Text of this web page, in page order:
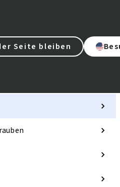
Seite bleiben
MarkenUnsere Marken